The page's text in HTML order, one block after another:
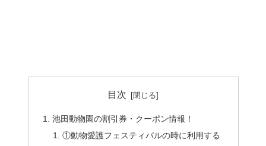
目次
池田動物園の割引券・クーポン情報！
①動物愛護フェスティバルの時に利用する